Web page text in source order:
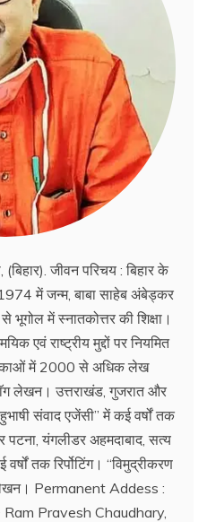
(बिहार). जीवन परिचय : बिहार के
में जन्म, बाबा साहेब अंबेड्कर
भूगोल में स्नातकोत्तर की शिक्षा।
एवं राष्ट्रीय मुद्दों पर नियमित
में 2000 से अधिक लेख
लेखन। उत्तराखंड, गुजरात और
संवाद एजेंसी’’ में कई वर्षों तक
यंगलीडर अहमदाबाद, सत्य
तक रिर्पोटिंग। ‘‘विमुद्रीकरण
लेखन। Permanent Addess :
Pravesh Chaudhary,